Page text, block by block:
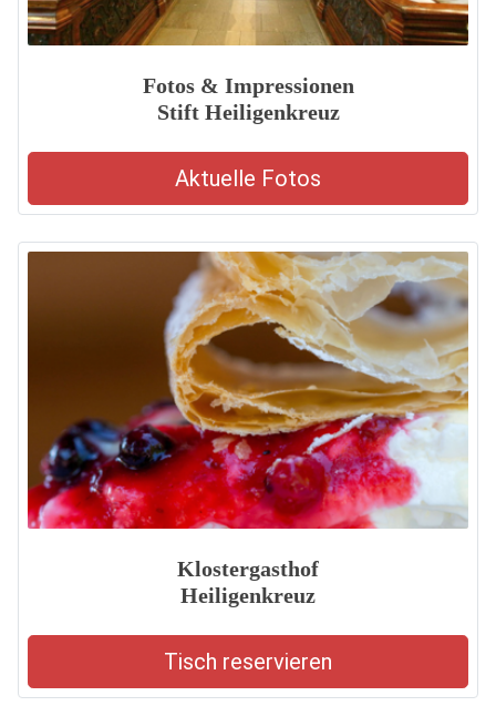
Fotos & Impressionen
Stift Heiligenkreuz
Aktuelle Fotos
Klostergasthof
Heiligenkreuz
Tisch reservieren